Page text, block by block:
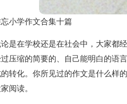
小学作文合集十篇
是在学校还是在社会中，大家都
过压缩的简要的、自己能明白的语
转化。你所见过的作文是什么样
阅读。